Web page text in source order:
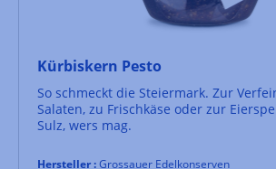
Kürbiskern Pesto
So schmeckt die Steiermark. Zur
Salaten, zu Frischkäse oder zur
Sulz, wers mag.
Hersteller :Grossauer Edelkonserven